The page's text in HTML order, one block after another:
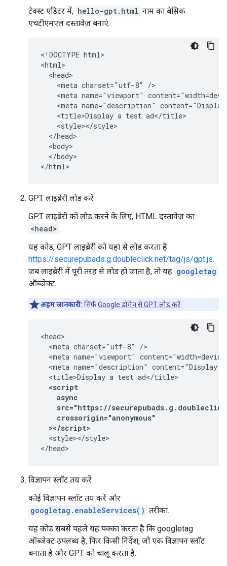
टेक्स्ट एडिटर में, hello-gpt.html नाम का बेसिक
एचटीएमएल दस्तावेज़ बनाएं.
<!DOCTYPE html>
<html>
  <head>
    <meta charset="utf-8" />
<meta name="viewport"
<meta name="description"
    <title>Display a test ad</title>
    <style></style>
  </head>
  <body>
  </body>
</html>
GPT लाइब्रेरी लोड करें
GPT लाइब्रेरी को लोड करने के लिए, HTML दस्तावेज़ का
<head> .
यह कोड, GPT लाइब्रेरी को यहां से लोड करता है
https://securepubads.g.doubleclick.net/tag/js/gpt.js.
जब लाइब्रेरी में पूरी तरह से लोड हो जाता है, तो यह googletag
ऑब्जेक्ट.
अहम जानकारी: सिर्फ़Google डोमेन से GPT लोड करें
<head>
  <meta charset="utf-8" />
<meta name="viewport"
<meta name="description" content="Display
  <script
    async
src="https://
    crossorigin="anonymous"
  ></script>
  <style></style>
</head>
विज्ञापन स्लॉट तय करें
कोई विज्ञापन स्लॉट तय करें और
googletag.enableServices() तरीका.
यह कोड सबसे पहले यह पक्का करता है कि googletag
ऑब्जेक्ट उपलब्ध है, फिर किसी निर्देश, जो एक विज्ञापन स्लॉट
बनाता है और GPT को चालू करता है.